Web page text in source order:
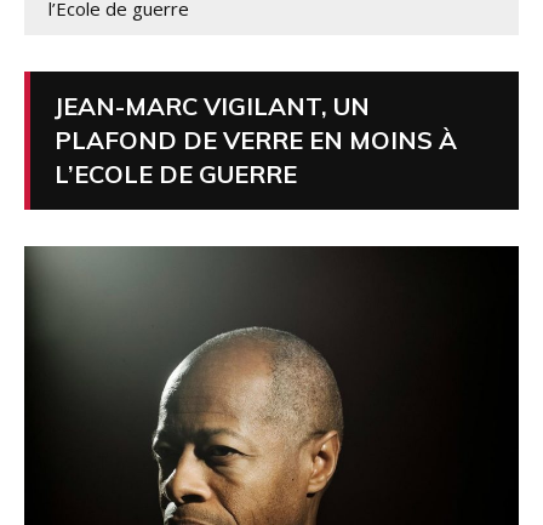
l’Ecole de guerre
JEAN-MARC VIGILANT, UN
PLAFOND DE VERRE EN MOINS À
L’ECOLE DE GUERRE